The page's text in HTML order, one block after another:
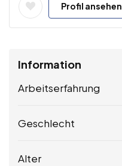
Profil ansehen
Information
Arbeitserfahrung
Geschlecht
Alter